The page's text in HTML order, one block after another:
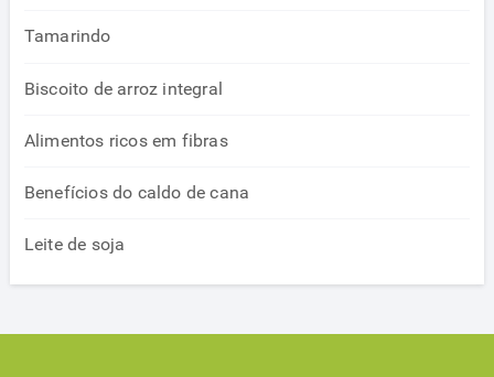
Tamarindo
Biscoito de arroz integral
Alimentos ricos em fibras
Benefícios do caldo de cana
Leite de soja